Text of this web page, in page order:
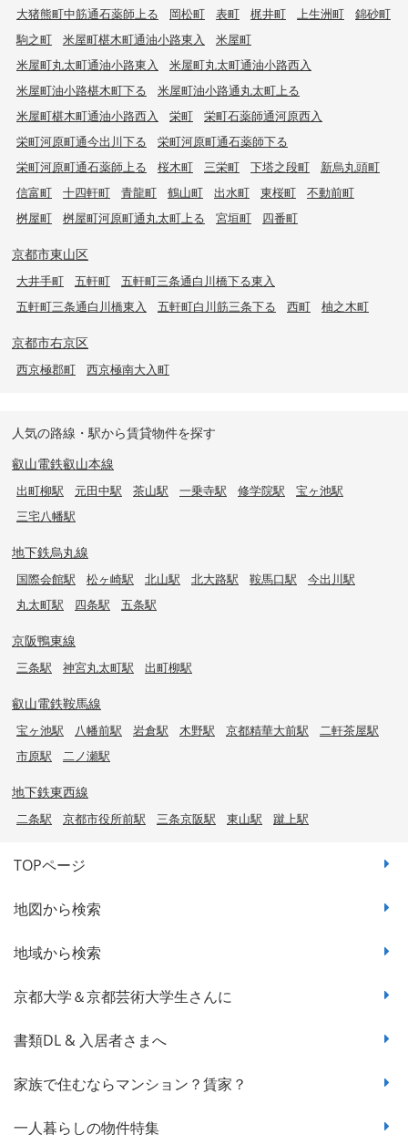
大猪熊町中筋通石薬師上る
岡松町 表町 梶井町 上生洲町
錦砂町
駒之町
米屋町椹木町通油小路東入
米屋町
米屋町丸太町通油小路東入
米屋町丸太町通油小路西入
米屋町油小路椹木町下る
米屋町油小路通丸太町上る
米屋町椹木町通油小路西入
栄町
栄町石薬師通河原西入
栄町河原町通今出川下る
栄町河原町通石薬師下る
栄町河原町通石薬師上る
桜木町 三栄町 下塔之段町
新烏丸頭町
信富町
十四軒町 青龍町 鶴山町 出水町 東桜町
不動前町
桝屋町
桝屋町河原町通丸太町上る 宮垣町 四番町
京都市東山区
大井手町 五軒町
五軒町三条通白川橋下る東入
五軒町三条通白川橋東入
五軒町白川筋三条下る 西町 柚之木町
京都市右京区
西京極郡町 西京極南大入町
人気の路線・駅から賃貸物件を探す
叡山電鉄叡山本線
出町柳駅 元田中駅 茶山駅 一乗寺駅 修学院駅
宝ヶ池駅
三宅八幡駅
地下鉄烏丸線
国際会館駅 松ヶ崎駅 北山駅 北大路駅 鞍馬口駅
今出川駅
丸太町駅
四条駅 五条駅
京阪鴨東線
三条駅 神宮丸太町駅 出町柳駅
叡山電鉄鞍馬線
宝ヶ池駅 八幡前駅 岩倉駅 木野駅 京都精華大前駅
二軒茶屋駅
市原駅
二ノ瀬駅
地下鉄東西線
二条駅 京都市役所前駅 三条京阪駅 東山駅 蹴上駅
TOPページ
地図から検索
地域から検索
京都大学＆京都芸術大学生さんに
書類DL & 入居者さまへ
家族で住むならマンション？賃家？
一人暮らしの物件特集